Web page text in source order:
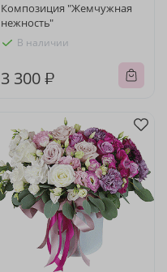
Композиция "Жемчужная
нежность"
В наличии
3 300 ₽